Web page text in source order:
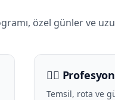
özel günler ve
🧑‍✈️
Temsil, rota ve